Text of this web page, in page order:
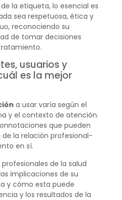
la etiqueta, lo esencial es
sea respetuosa, ética y
reconociendo su
de tomar decisiones
usuarios y
es la mejor
a usar varía según el
y el contexto de atención.
que pueden
la relación profesional-
en sí.
de la salud
implicaciones de su
y cómo esta puede
y los resultados de la